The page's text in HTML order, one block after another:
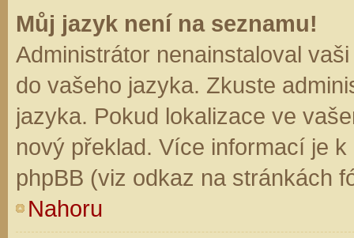
Můj jazyk není na seznamu!
Administrátor nenainstaloval
do vašeho jazyka. Zkuste
jazyka. Pokud lokalizace ve
nový překlad. Více informací je
phpBB (viz odkaz na stránkách
Nahoru